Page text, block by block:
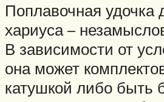
Поплавочная удочка
хариуса –
В зависимости от
она может
катушкой либо быть